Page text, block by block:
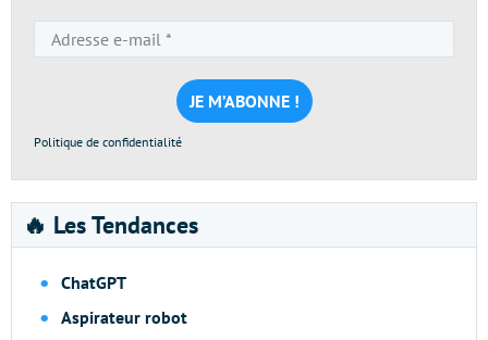
e-
mail
*
Politique de confidentialité
🔥 Les Tendances
ChatGPT
Aspirateur robot